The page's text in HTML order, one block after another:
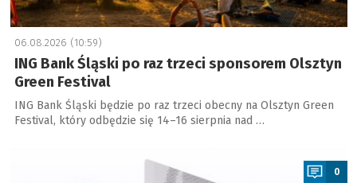
06.08.2026 (10:59)
ING Bank Śląski po raz trzeci sponsorem Olsztyn
Green Festival
ING Bank Śląski będzie po raz trzeci obecny na Olsztyn Green
Festival, który odbędzie się 14–16 sierpnia nad …
0